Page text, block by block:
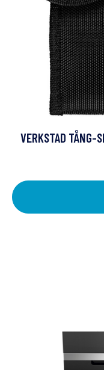
VERKSTAD